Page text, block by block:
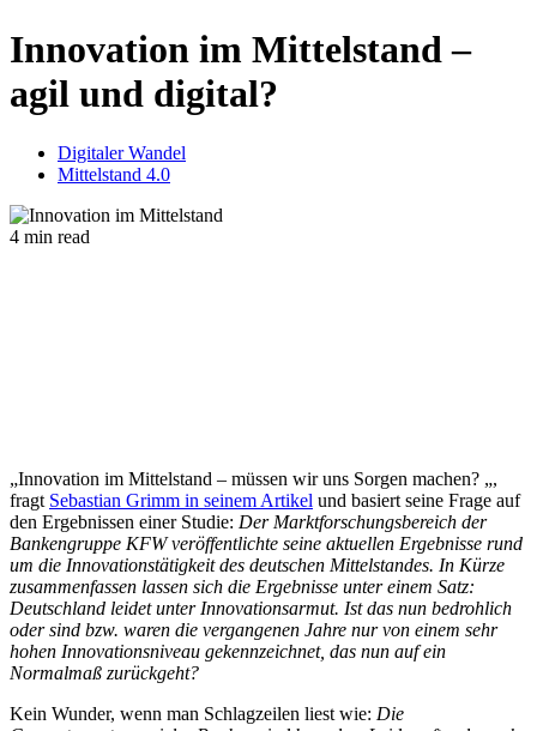
Innovation im Mittelstand –
agil und digital?
Digitaler Wandel
Mittelstand 4.0
4 min read
„Innovation im Mittelstand – müssen wir uns Sorgen machen? „,
fragt Sebastian Grimm in seinem Artikel und basiert seine Frage auf
den Ergebnissen einer Studie: Der Marktforschungsbereich der
Bankengruppe KFW veröffentlichte seine aktuellen Ergebnisse rund
um die Innovationstätigkeit des deutschen Mittelstandes. In Kürze
zusammenfassen lassen sich die Ergebnisse unter einem Satz:
Deutschland leidet unter Innovationsarmut. Ist das nun bedrohlich
oder sind bzw. waren die vergangenen Jahre nur von einem sehr
hohen Innovationsniveau gekennzeichnet, das nun auf ein
Normalmaß zurückgeht?
Kein Wunder, wenn man Schlagzeilen liest wie: Die